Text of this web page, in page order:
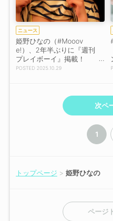
ニュース
姫野ひなの（#Mooov
e!）、2年半ぶりに『週刊
プレイボーイ』掲載！
「次は写真集を出すのが
2025.10.29
次ペ
1
トップページ 姫野ひなの
ページ